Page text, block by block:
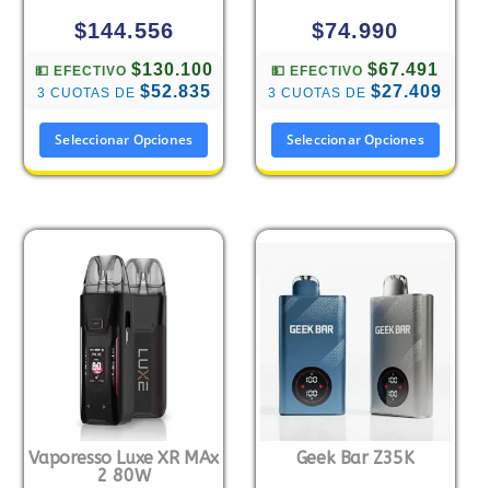
$144.556
💵 EFECTIVO $130.100
3 CUOTAS DE $52.835
Seleccionar Opciones
$74.990
💵 EFECTIVO$67.491
3 CUOTAS DE$27.409
Seleccionar Opciones
Vaporesso Luxe XR MAx
2 80W
Geek Bar Z35K